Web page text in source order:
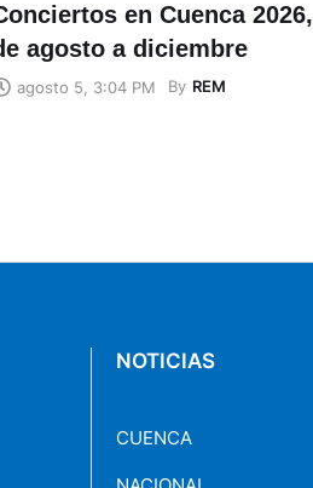
en Cuenca 2026,
agosto a diciembre
agosto 5, 3:04 PM By REM
NOTICIAS
CUENCA